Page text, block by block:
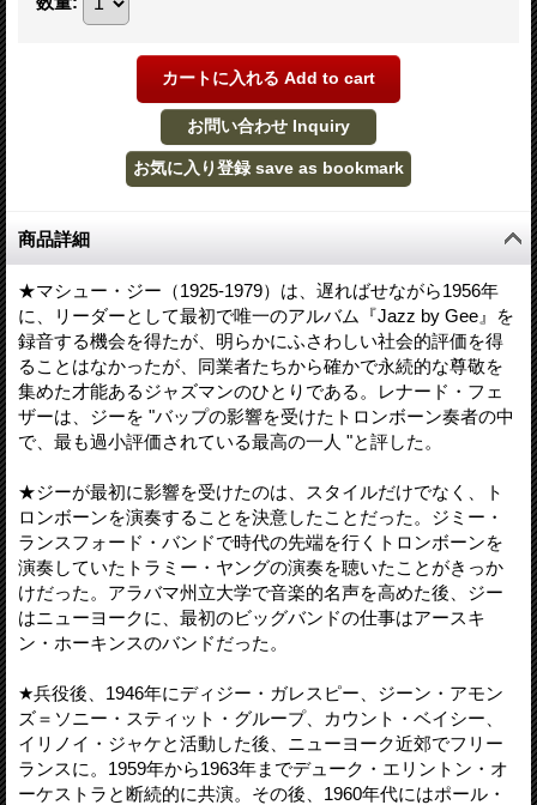
商品詳細
★マシュー・ジー（1925-1979）は、遅ればせながら1956年
に、リーダーとして最初で唯一のアルバム『Jazz by Gee』を
録音する機会を得たが、明らかにふさわしい社会的評価を得
ることはなかったが、同業者たちから確かで永続的な尊敬を
集めた才能あるジャズマンのひとりである。レナード・フェ
ザーは、ジーを "バップの影響を受けたトロンボーン奏者の中
で、最も過小評価されている最高の一人 "と評した。
★ジーが最初に影響を受けたのは、スタイルだけでなく、ト
ロンボーンを演奏することを決意したことだった。ジミー・
ランスフォード・バンドで時代の先端を行くトロンボーンを
演奏していたトラミー・ヤングの演奏を聴いたことがきっか
けだった。アラバマ州立大学で音楽的名声を高めた後、ジー
はニューヨークに、最初のビッグバンドの仕事はアースキ
ン・ホーキンスのバンドだった。
★兵役後、1946年にディジー・ガレスピー、ジーン・アモン
ズ＝ソニー・スティット・グループ、カウント・ベイシー、
イリノイ・ジャケと活動した後、ニューヨーク近郊でフリー
ランスに。1959年から1963年までデューク・エリントン・オ
ーケストラと断続的に共演。その後、1960年代にはポール・